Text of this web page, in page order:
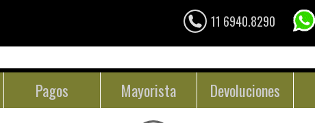
11 6940.8290
Pagos Mayorista Devoluciones